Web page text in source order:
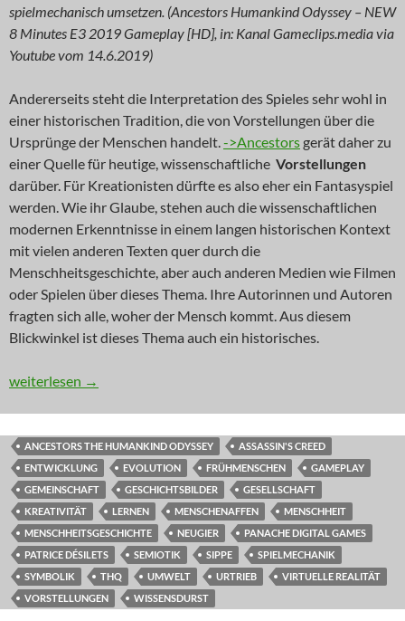
spielmechanisch umsetzen. (Ancestors Humankind Odyssey – NEW
8 Minutes E3 2019 Gameplay [HD], in: Kanal Gameclips.media via
Youtube vom 14.6.2019)
Andererseits steht die Interpretation des Spieles sehr wohl in
einer historischen Tradition, die von Vorstellungen über die
Ursprünge der Menschen handelt.->Ancestors gerät daher zu
einer Quelle für heutige, wissenschaftliche Vorstellungen
darüber. Für Kreationisten dürfte es also eher ein Fantasyspiel
werden. Wie ihr Glaube, stehen auch die wissenschaftlichen
modernen Erkenntnisse in einem langen historischen Kontext
mit vielen anderen Texten quer durch die
Menschheitsgeschichte, aber auch anderen Medien wie Filmen
oder Spielen über dieses Thema. Ihre Autorinnen und Autoren
fragten sich alle, woher der Mensch kommt. Aus diesem
Blickwinkel ist dieses Thema auch ein historisches.
NEWS: The First of Us
weiterlesen →
ANCESTORS THE HUMANKIND ODYSSEY
ASSASSIN'S CREED
ENTWICKLUNG
EVOLUTION FRÜHMENSCHEN
GAMEPLAY
GEMEINSCHAFT
GESCHICHTSBILDER
GESELLSCHAFT
KREATIVITÄT
LERNEN MENSCHENAFFEN
MENSCHHEIT
MENSCHHEITSGESCHICHTE
NEUGIER
PANACHE DIGITAL GAMES
PATRICE DÉSILETS
SEMIOTIK SIPPE
SPIELMECHANIK
SYMBOLIK
THQ UMWELT URTRIEB
VIRTUELLE REALITÄT
VORSTELLUNGEN
WISSENSDURST